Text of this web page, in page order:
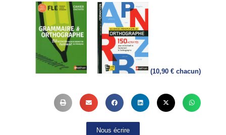
(10,90 € chacun)
Nous écrire